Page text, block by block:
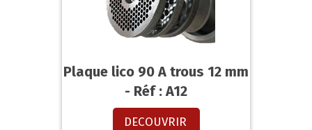
Plaque lico 90 A trous 12 mm
- Réf : A12
DECOUVRIR